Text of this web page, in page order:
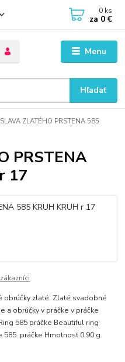
Menu
Hľadať
0 ks
za 0 €
ZLATÉHO PRSTENA 585
PRSTENA
17
obrúčky zlaté. Zlaté svadobné
a obrúčky v práčke v práčke
585 práčke Beautiful ring
práčke Hmotnosť 0,90 g